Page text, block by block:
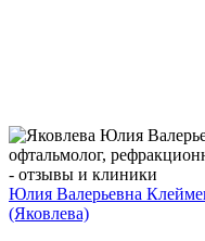
Юлия Валерьевна
(Яковлева)